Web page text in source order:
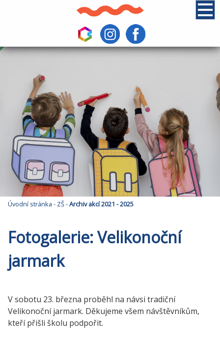
Úvodní stránka - ZŠ-Archiv akcí 2021 - 2025
Fotogalerie: Velikonoční
jarmark
V sobotu 23. března proběhl na návsi tradiční
Velikonoční jarmark. Děkujeme všem návštěvníkům,
kteří přišli školu podpořit.